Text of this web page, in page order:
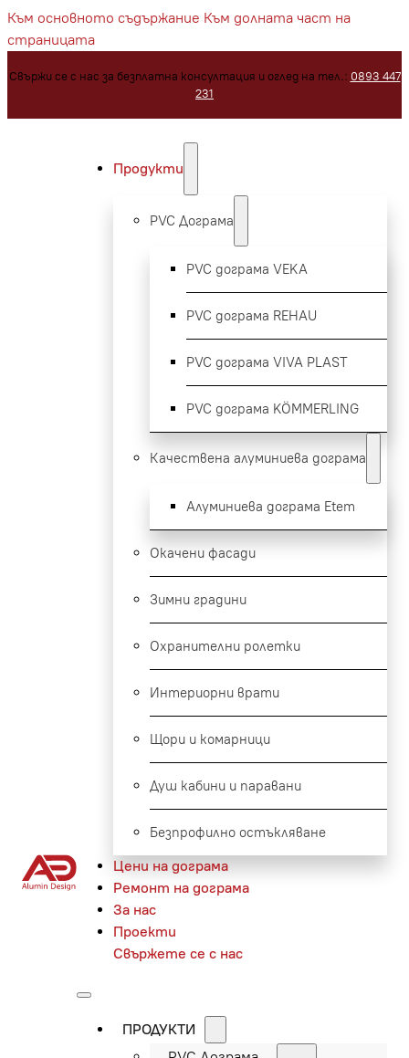
Към основното съдържание Към долната част на
страницата
Свържи се с нас за безплатна консултация и оглед на тел.: 0893 447
231
Продукти
PVC Дограма
PVC дограма VEKA
PVC дограма REHAU
PVC дограма VIVA PLAST
PVC дограма KÖMMERLING
Качествена алуминиева дограма
Алуминиева дограма Etem
Окачени фасади
Зимни градини
Охранителни ролетки
Интериорни врати
Щори и комарници
Душ кабини и паравани
Безпрофилно остъкляване
Цени на дограма
Ремонт на дограма
За нас
Проекти
Свържете се с нас
ПРОДУКТИ